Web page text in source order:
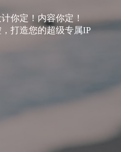
你定！内容你定！
打造您的超级专属IP